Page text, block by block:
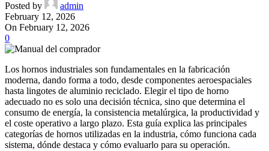
Posted by
admin
February 12, 2026
On February 12, 2026
0
Los hornos industriales son fundamentales en la fabricación
moderna, dando forma a todo, desde componentes aeroespaciales
hasta lingotes de aluminio reciclado. Elegir el tipo de horno
adecuado no es solo una decisión técnica, sino que determina el
consumo de energía, la consistencia metalúrgica, la productividad y
el coste operativo a largo plazo. Esta guía explica las principales
categorías de hornos utilizadas en la industria, cómo funciona cada
sistema, dónde destaca y cómo evaluarlo para su operación.